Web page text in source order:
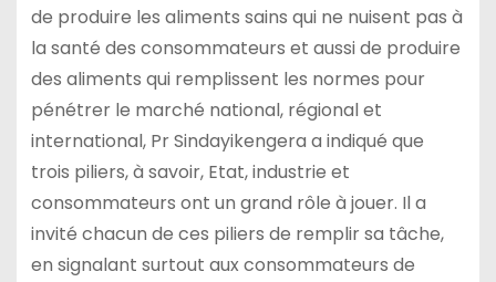
de produire les aliments sains qui ne nuisent pas à
la santé des consommateurs et aussi de produire
des aliments qui remplissent les normes pour
pénétrer le marché national, régional et
international, Pr Sindayikengera a indiqué que
trois piliers, à savoir, Etat, industrie et
consommateurs ont un grand rôle à jouer. Il a
invité chacun de ces piliers de remplir sa tâche,
en signalant surtout aux consommateurs de